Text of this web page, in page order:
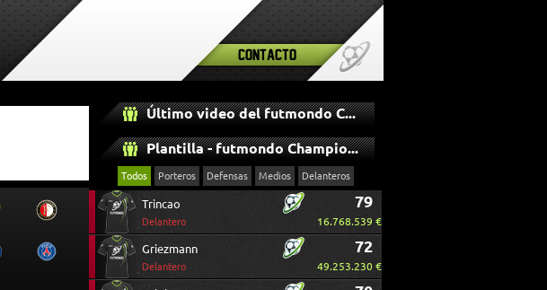
Contacto
Último video del futmondo Champions
Plantilla - futmondo Champions
Todos Porteros Defensas Medios Delanteros
Trincao
Delantero
79
16.768.539 €
Griezmann
Delantero
72
49.253.230 €